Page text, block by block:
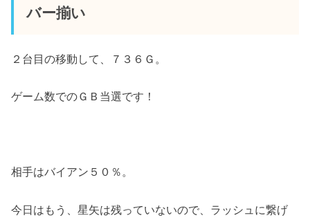
バー揃い
２台目の移動して、７３６Ｇ。
ゲーム数でのＧＢ当選です！
相手はバイアン５０％。
今日はもう、星矢は残っていないので、ラッシュに繋げ